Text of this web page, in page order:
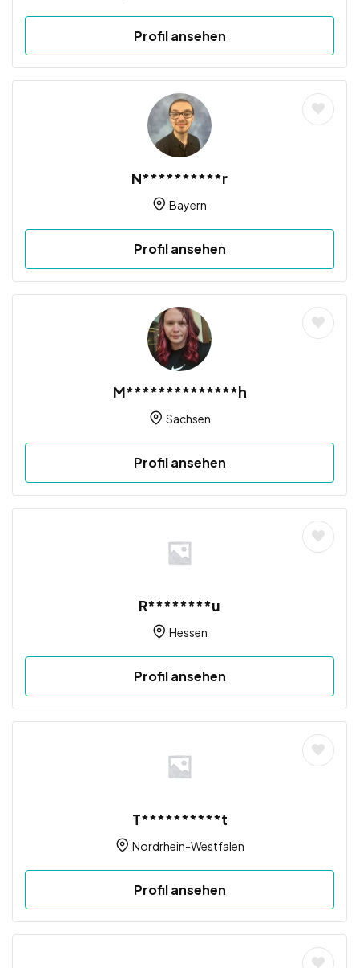
Profil ansehen
N**********r
Bayern
Profil ansehen
M**************h
Sachsen
Profil ansehen
R********u
Hessen
Profil ansehen
T**********t
Nordrhein-Westfalen
Profil ansehen